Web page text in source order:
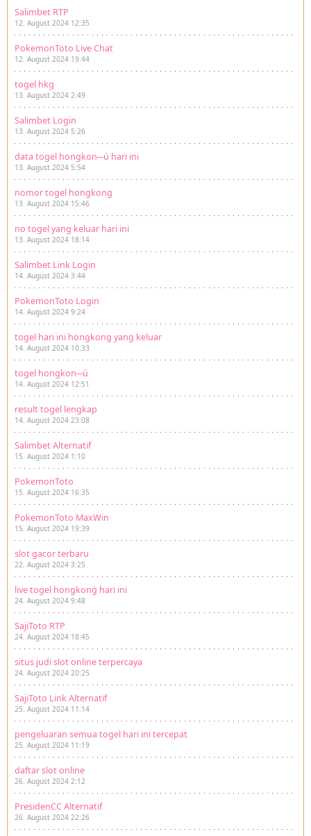
Salimbet RTP
12. August 2024 12:35
PokemonToto Live Chat
12. August 2024 19:44
togel hkg
13. August 2024 2:49
Salimbet Login
13. August 2024 5:26
data togel hongkon─ú hari ini
13. August 2024 5:54
nomor togel hongkong
13. August 2024 15:46
no togel yang keluar hari ini
13. August 2024 18:14
Salimbet Link Login
14. August 2024 3:44
PokemonToto Login
14. August 2024 9:24
togel hari ini hongkong yang keluar
14. August 2024 10:33
togel hongkon─ú
14. August 2024 12:51
result togel lengkap
14. August 2024 23:08
Salimbet Alternatif
15. August 2024 1:10
PokemonToto
15. August 2024 16:35
PokemonToto MaxWin
15. August 2024 19:39
slot gacor terbaru
22. August 2024 3:25
live togel hongkonģ hari ini
24. August 2024 9:48
SajiToto RTP
24. August 2024 18:45
situs judi slot online terpercaya
24. August 2024 20:25
SajiToto Link Alternatif
25. August 2024 11:14
pengeluaran semua togel hari ini tercepat
25. August 2024 11:19
daftar slot online
26. August 2024 2:12
PresidenCC Alternatif
26. August 2024 22:26